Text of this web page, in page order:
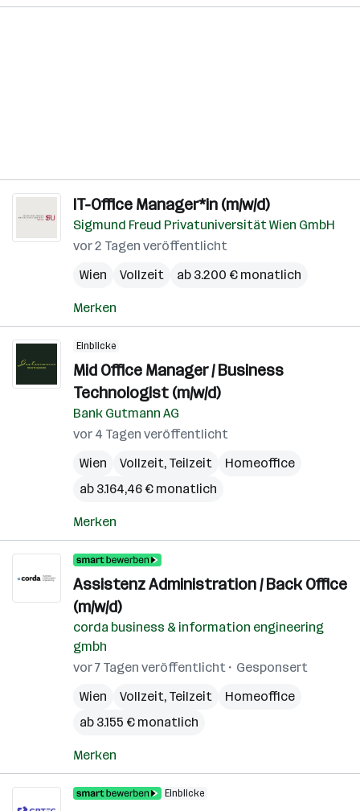
IT-Office Manager*in (m/w/d)
Sigmund Freud Privatuniversität Wien GmbH
vor 2 Tagen veröffentlicht
Wien
Vollzeit ab 3.200 € monatlich
Merken
Einblicke
Mid Office Manager / Business
Technologist (m/w/d)
Bank Gutmann AG
vor 4 Tagen veröffentlicht
Wien
Vollzeit, Teilzeit
Homeoffice
ab 3.164,46 € monatlich
Merken
Assistenz Administration / Back Office
(m/w/d)
corda business & information engineering
gmbh
vor 7 Tagen veröffentlicht
Gesponsert
Wien
Vollzeit, Teilzeit
Homeoffice
ab 3.155 € monatlich
Merken
Einblicke